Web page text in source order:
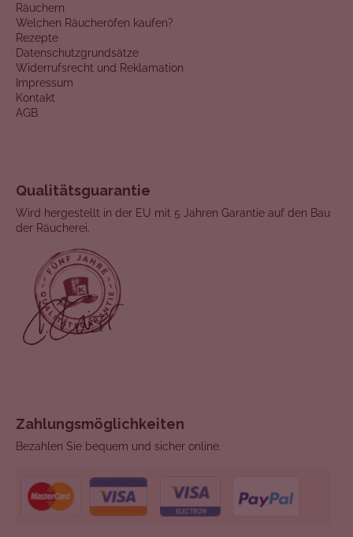
Räuchern
Welchen Räucheröfen kaufen?
Rezepte
Datenschutzgrundsätze
Widerrufsrecht und Reklamation
Impressum
Kontakt
AGB
Qualitätsguarantie
Wird hergestellt in der EU mit 5 Jahren Garantie auf den Bau
der Räucherei.
Zahlungsmöglichkeiten
Bezahlen Sie bequem und sicher online.